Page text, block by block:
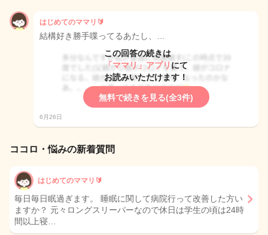
はじめてのママリ🔰
結構好き勝手喋ってるあたし、…
この回答の続きは
「ママリ」アプリ にて
お読みいただけます！
無料で続きを見る(全3件)
6月26日
ココロ・悩みの新着質問
はじめてのママリ🔰
毎日毎日眠過ぎます。 睡眠に関して病院行って改善した方い
ますか？ 元々ロングスリーパーなので休日は学生の頃は24時
間以上寝…